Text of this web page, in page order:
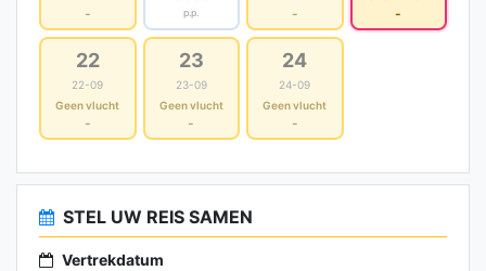
- p.p. - -
22
22-09
Geen vlucht
-
23
23-09
Geen vlucht
-
24
24-09
Geen vlucht
-
STEL UW REIS SAMEN
Vertrekdatum